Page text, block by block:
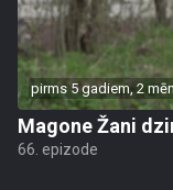
pirms 5 gadiem, 2
Magone Žani
66. epizode